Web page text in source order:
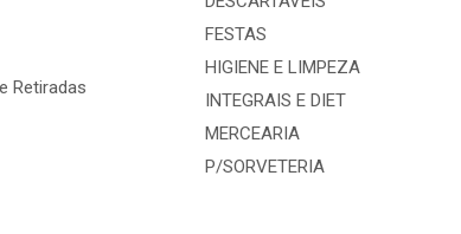
Retiradas
FESTAS
HIGIENE E LIMPEZA
INTEGRAIS E DIET
MERCEARIA
P/SORVETERIA